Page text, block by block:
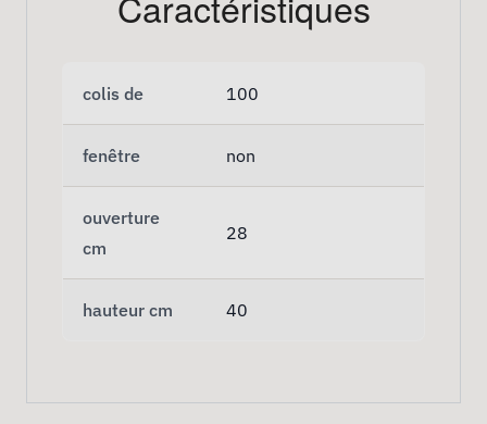
colis de 100
fenêtre non
ouverture
cm
28
hauteur cm 40